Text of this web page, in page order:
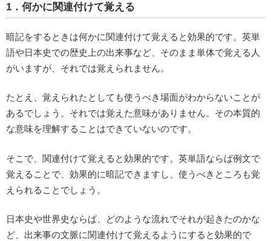
1．何かに関連付けて覚える
暗記をするときは何かに関連付けて覚えると効果的です。英単
語や日本史での歴史上の出来事など、そのまま単体で覚える人
がいますが、それでは覚えられません。
たとえ、覚えられたとしても使うべき場面がわからないことが
あるでしょう。それでは覚えた意味がありません。その本質的
な意味を理解することはできていないのです。
そこで、関連付けて覚えると効果的です。英単語ならば例文で
覚えることで、効果的に暗記できますし、使うべきところも覚
えられることでしょう。
日本史や世界史ならば、どのような流れでそれが起きたのかな
ど、出来事の文脈に関連付けて覚えるようにすると効果的で